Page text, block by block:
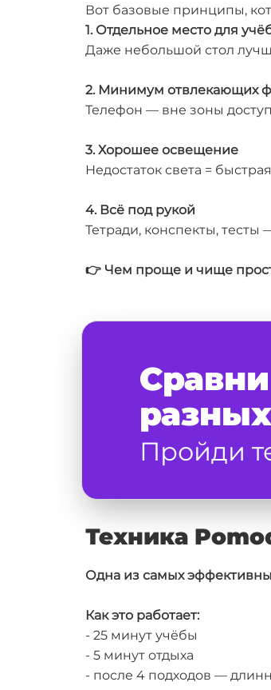
Вот базовые принципы,
1. Отдельное место для
Даже небольшой стол
2. Минимум отвлекающих
Телефон — вне зоны
3. Хорошее освещение
Недостаток света =
4. Всё под рукой
Тетради, конспекты,
👉 Чем проще и чище
Пройди
Техника
Одна из самых
Как это работает:
- 25 минут учёбы
- 5 минут отдыха
- после 4 подходов —